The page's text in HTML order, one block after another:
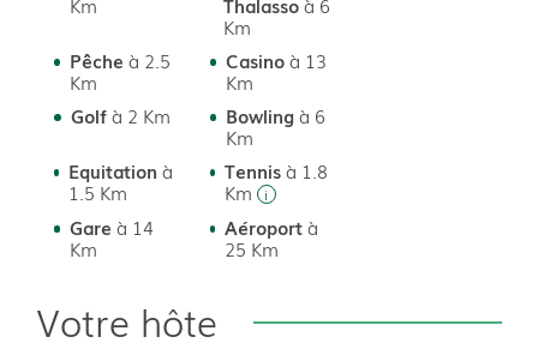
Km
Pêche à 2.5
Km
Casinoà 13
Km
Golfà 2 Km Bowlingà 6
Km
Equitation à
1.5 Km
Tennisà 1.8
Km
Gare à 14
Km
Aéroportà
25 Km
Votre hôte